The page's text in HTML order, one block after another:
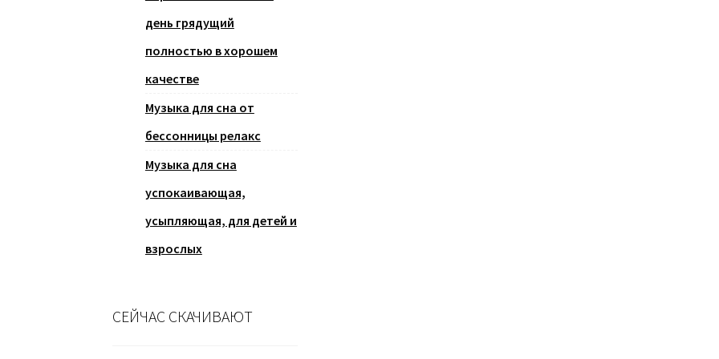
день грядущий
полностью в хорошем
качестве
Музыка для сна от
бессонницы релакс
Музыка для сна
успокаивающая,
усыпляющая, для детей и
взрослых
СЕЙЧАС СКАЧИВАЮТ